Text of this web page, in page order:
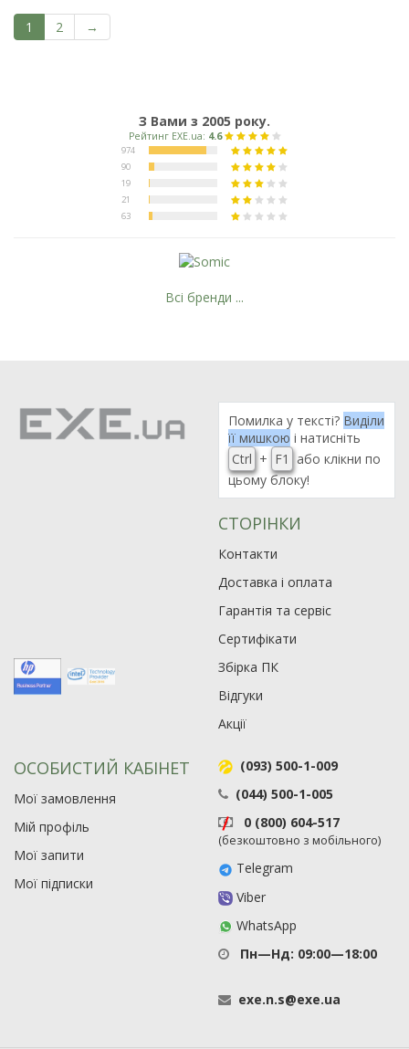
1 2 →
З Вами з 2005 року.
Всі бренди ...
Помилка у тексті? Виділи
її мишкою і натисніть
Ctrl + F1
або клікни по
цьому блоку!
СТОРІНКИ
Контакти
Доставка і оплата
Гарантія та сервіс
Сертифікати
Збірка ПК
Відгуки
Акції
ОСОБИСТИЙ КАБІНЕТ
Мої замовлення
Мій профіль
Мої запити
Мої підписки
(093) 500-1-009
(044) 500-1-005
0 (800) 604-517
(безкоштовно з мобільного)
Telegram
Viber
WhatsApp
Пн—Нд: 09:00—18:00
exe.n.s@exe.ua